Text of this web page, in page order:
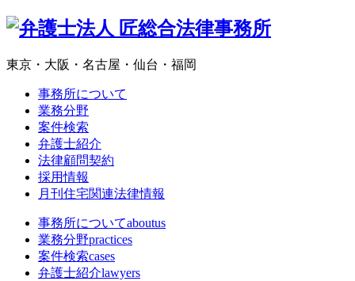
東京・大阪・名古屋・仙台・福岡
事務所について
業務分野
案件検索
弁護士紹介
法律顧問契約
採用情報
月刊住宅関連法律情報
事務所についてaboutus
業務分野practices
案件検索cases
弁護士紹介lawyers